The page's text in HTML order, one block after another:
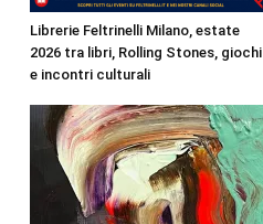
Librerie Feltrinelli Milano, estate
2026 tra libri, Rolling Stones, giochi
e incontri culturali